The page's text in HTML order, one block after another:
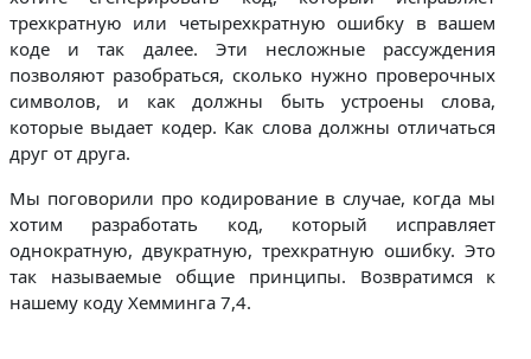
трехкратную или четырехкратную ошибку в вашем
коде и так далее. Эти несложные рассуждения
позволяют разобраться, сколько нужно проверочных
символов, и как должны быть устроены слова,
которые выдает кодер. Как слова должны отличаться
друг от друга.
Мы поговорили про кодирование в случае, когда мы
хотим разработать код, который исправляет
однократную, двукратную, трехкратную ошибку. Это
так называемые общие принципы. Возвратимся к
нашему коду Хемминга 7,4.